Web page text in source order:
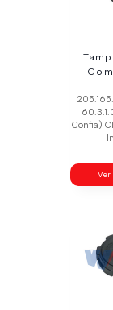
Confia)
Ver